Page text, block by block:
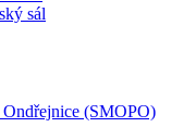
sál
Ondřejnice (SMOPO)